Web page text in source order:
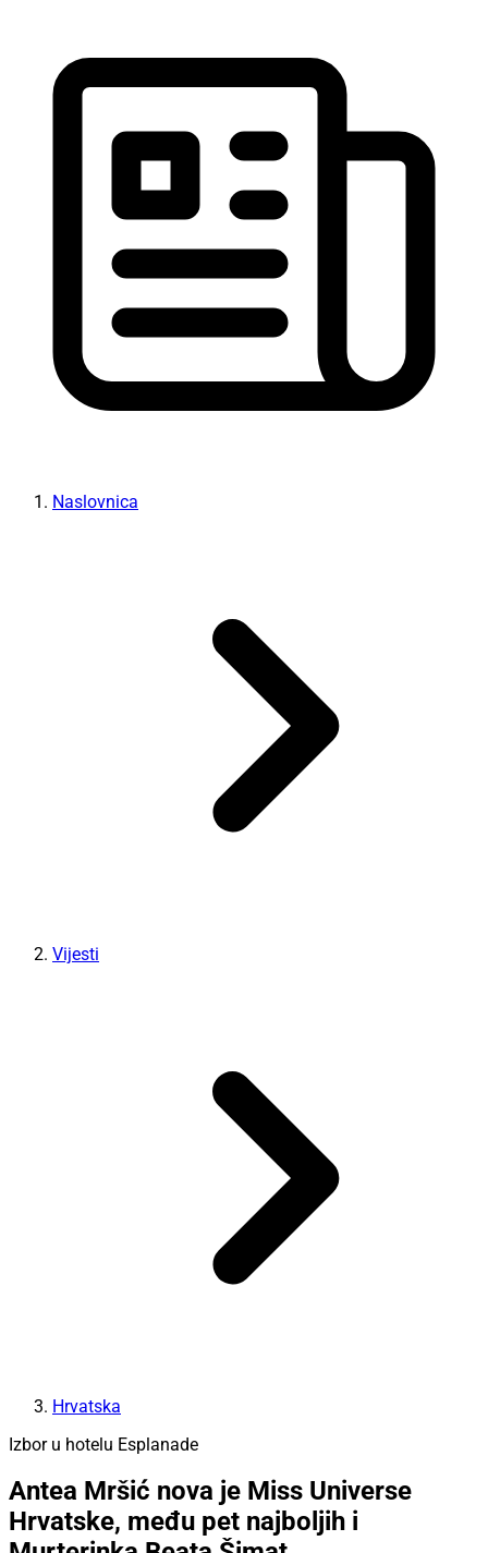
Naslovnica
Vijesti
Hrvatska
Izbor u hotelu Esplanade
Antea Mršić nova je Miss Universe
Hrvatske, među pet najboljih i